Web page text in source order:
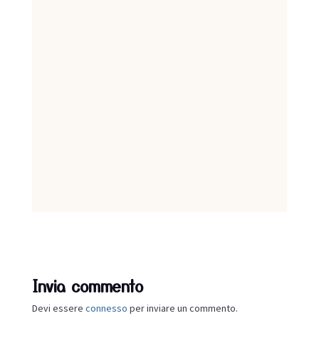
Invia commento
Devi essere connesso per inviare un commento.